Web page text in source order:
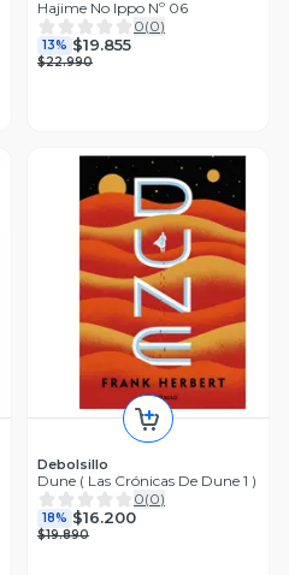
Hajime No Ippo Nº 06
0(0)
13% $19.855
$22.990
Debolsillo
Dune ( Las Crónicas De Dune 1 )
0(0)
18% $16.200
$19.890